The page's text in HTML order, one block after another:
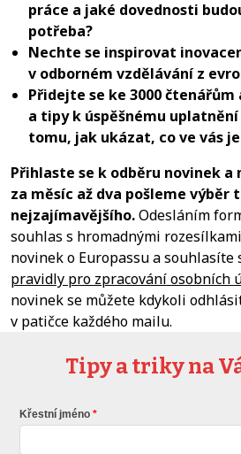
práce a jaké dovednosti
potřeba?
Nechte se inspirovat
v odborném vzdělávání z
Přidejte se ke 3000
a tipy k úspěšnému
tomu, jak ukázat, co ve vás
Přihlaste se k odběru novinek a
za měsíc až dva pošleme výběr
nejzajímavějšího.Odesláním
souhlas s hromadnými
novinek o Europassu a souhlasíte
pravidly pro zpracování osobních
novinek se můžete kdykoli
v patičce každého mailu.
Tipy a triky na
Křestní jméno